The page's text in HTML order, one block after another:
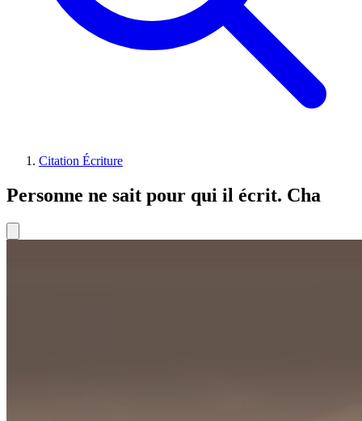
Citation Écriture
Personne ne sait pour qui il écrit. Cha